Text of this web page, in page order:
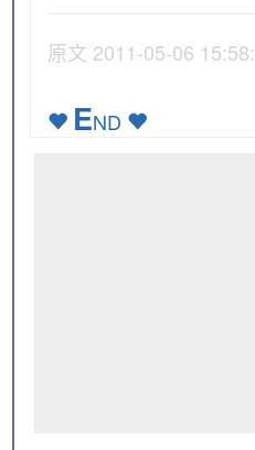
原文 2011-05-06
END